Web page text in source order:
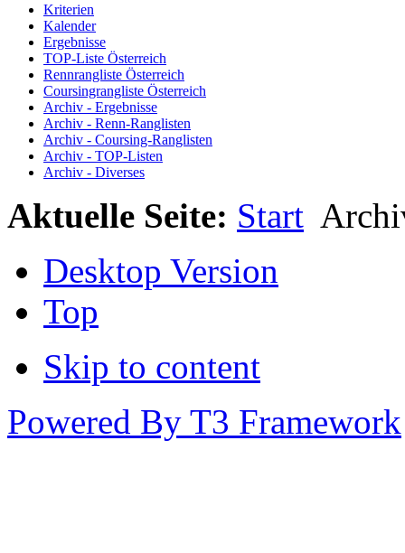
Kriterien
Kalender
Ergebnisse
TOP-Liste Österreich
Rennrangliste Österreich
Coursingrangliste Österreich
Archiv - Ergebnisse
Archiv - Renn-Ranglisten
Archiv - Coursing-Ranglisten
Archiv - TOP-Listen
Archiv - Diverses
Aktuelle Seite: Start
Desktop Version
Top
Skip to content
Powered By T3 Framework